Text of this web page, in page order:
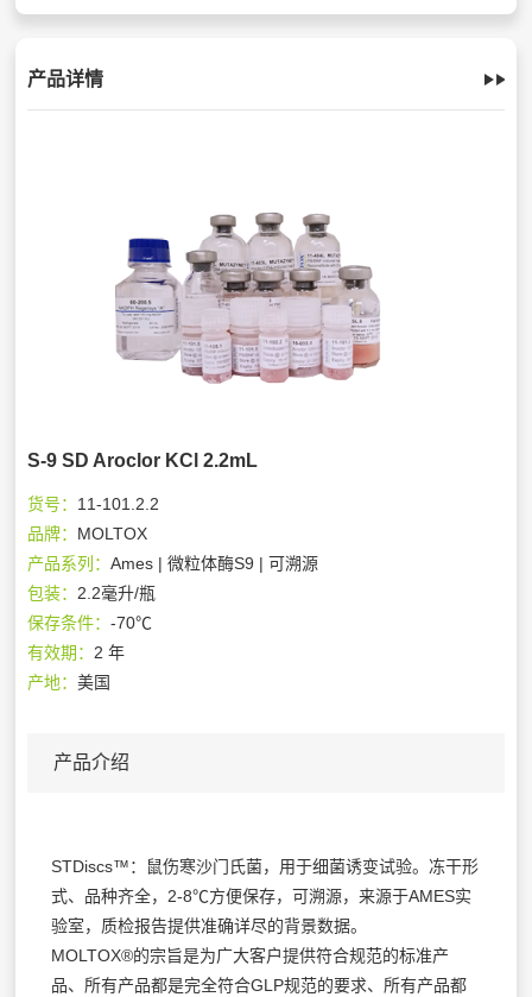
产品详情
S-9 SD Aroclor KCl 2.2mL
货号： 11-101.2.2
品牌： MOLTOX
产品系列：Ames | 微粒体酶S9 | 可溯源
包装：2.2毫升/瓶
保存条件：-70℃
有效期：2 年
产地：美国
产品介绍
STDiscs™：鼠伤寒沙门氏菌，用于细菌诱变试验。冻干形
式、品种齐全，2-8℃方便保存，可溯源，来源于AMES实
验室，质检报告提供准确详尽的背景数据。
MOLTOX®的宗旨是为广大客户提供符合规范的标准产
品、所有产品都是完全符合GLP规范的要求、所有产品都